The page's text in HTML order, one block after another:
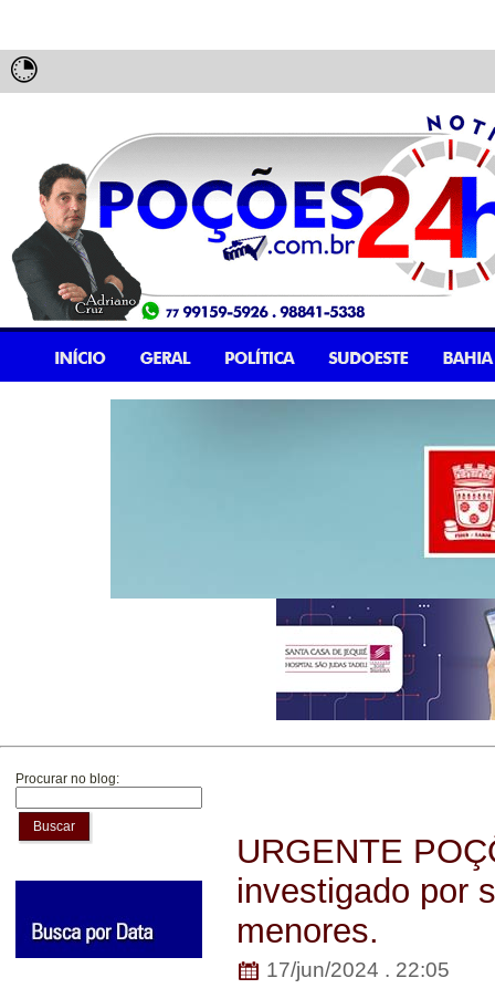
Procurar no blog:
Buscar
URGENTE
investigado por
menores.
17/jun/2024 . 22:05